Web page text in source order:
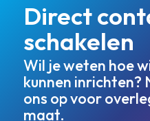
Direct
schakelen
Wil je weten hoe
kunnen inrichten?
ons op voor
maat.